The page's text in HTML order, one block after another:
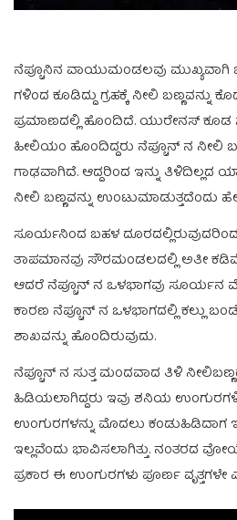
ನೆಪ್ಚೂನಿನ ವಾಯುಮಂಡಲವು
ಗಳಿಂದ ಕೂಡಿದ್ದು ಗ್ರಹಕ್ಕೆ ನೀಲಿ ಬಣ್ಣವನ್ನು
ಪ್ರಮಾಣದಲ್ಲಿ ಹೊಂದಿದೆ. ಯುರೇನಸ್ ಕೂಡ
ಹೀಲಿಯಂ ಹೊಂದಿದ್ದರು ನೆಪ್ಚೂನ್ ನ ನೀಲಿ
ಗಾಢವಾಗಿದೆ. ಆದ್ದರಿಂದ ಇನ್ನು ತಿಳಿದಿಲ್ಲದ
ನೀಲಿ ಬಣ್ಣವನ್ನು ಉಂಟುಮಾಡುತ್ತದೆಂದು
ಸೂರ್ಯನಿಂದ ಬಹಳ
ತಾಪಮಾನವು ಸೌರಮಂಡಲದಲ್ಲಿ ಅತೀ
ಆದರೆ ನೆಪ್ಚೂನ್ ನ ಒಳಭಾಗವು ಸೂರ್ಯನ
ಕಾರಣ ನೆಪ್ಚೂನ್ ನ ಒಳಭಾಗದಲ್ಲಿ ಕಲ್ಲು
ಶಾಖವನ್ನು ಹೊಂದಿರುವುದು.
ನೆಪ್ಚೂನ್ ನ ಸುತ್ತ ಮಂದವಾದ ತಿಳಿ
ಹಿಡಿಯಲಾಗಿದ್ದರು ಇವು ಶನಿಯ
ಉಂಗುರಗಳನ್ನು ಮೊದಲು ಕಂಡುಹಿಡಿದಾಗ
ಇಲ್ಲವೆಂದು ಭಾವಿಸಲಾಗಿತ್ತು. ನಂತರದ
ಪ್ರಕಾರ ಈ ಉಂಗುರಗಳು ಪೂರ್ಣ